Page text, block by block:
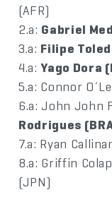
(AFR)
2.a: Gabriel
3.a: Filipe
4.a:Yago Dora
5.a: Connor
6.a: John John
Rodrigues
7.a: Ryan
8.a: Griffin
(JPN)